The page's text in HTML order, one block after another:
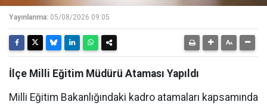
Yayınlanma: 05/08/2026 09:05
İlçe Milli Eğitim Müdürü Ataması Yapıldı
Milli Eğitim Bakanlığındaki kadro atamaları kapsamında